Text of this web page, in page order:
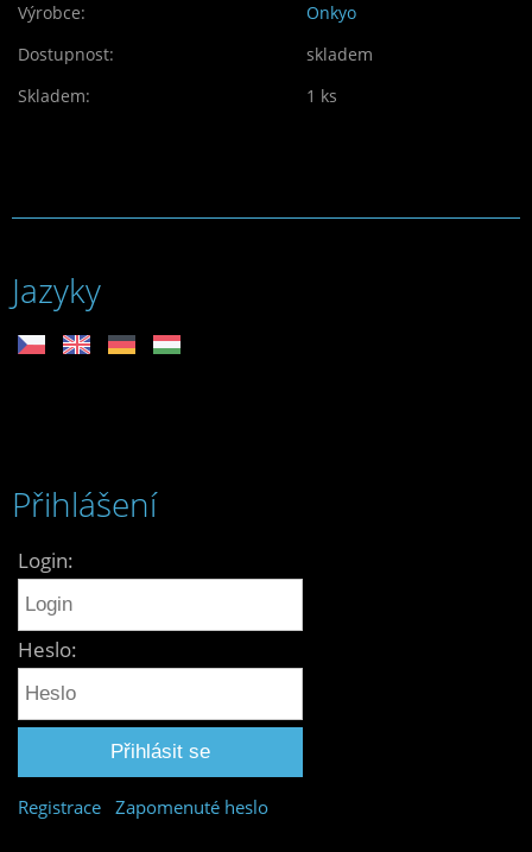
Výrobce:
Onkyo
Dostupnost:
skladem
Skladem:
1 ks
Jazyky
Přihlášení
Login:
Heslo:
Registrace Zapomenuté heslo